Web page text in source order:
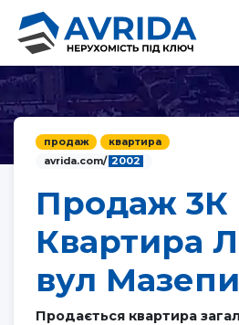
продаж
квартира
avrida.com/ 2002
Продаж 3К
Квартира
вул Мазепи
Продається квартира